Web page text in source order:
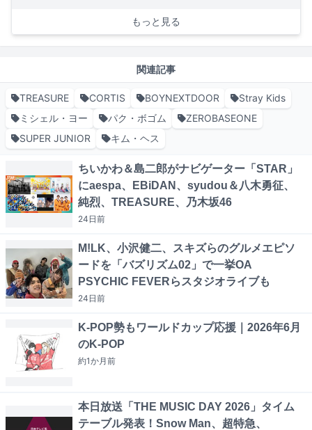
もっと見る
関連記事
TREASURE CORTIS BOYNEXTDOOR
Stray Kids
ミシェル・ヨー
パク・ボゴム
ZEROBASEONE
SUPER JUNIOR
キム・ヘス
ちいかわ＆島二郎がナビゲーター「STAR」
にaespa、EBiDAN、syudou＆八木勇征、
純烈、TREASURE、乃木坂46
24日前
M!LK、小沢健二、スキズらのグルメエピソ
ードを「バズリズム02」で一挙OA
PSYCHIC FEVERらスタジオライブも
24日前
K-POP勢もワールドカップ応援｜2026年6月
のK-POP
約1か月前
本日放送「THE MUSIC DAY 2026」タイム
テーブル発表！Snow Man、超特急、